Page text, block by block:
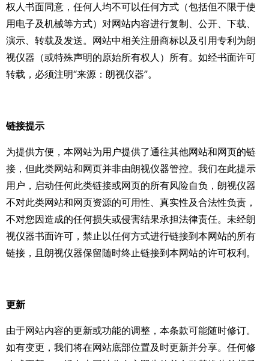
权人书面同意，任何人均不可以任何方式（包括但不限于使
用电子及机械等方式）对网站内容进行复制、公开、下载、
演示、转载及发送。网站中相关注册商标以及引用专利为朗
视仪器（或特殊声明的原始所有权人）所有。如经书面许可
转载，必须注明“来源：朗视仪器”。
链接提示
为提供方便，本网站为用户提供了通往其他网站和网页的链
接，但此类网站和网页并非由朗视仪器管控。我们在此提示
用户，启动任何此类链接或网页的所有风险自负，朗视仪器
不对此类网站和网页资源的可用性、真实性及合法性负责，
不对您因造成的任何损失或侵害结果承担法律责任。未经朗
视仪器书面许可，禁止以任何方式进行链接到本网站的所有
链接，且朗视仪器保留随时终止链接到本网站的许可权利。
更新
由于网站内容的更新或功能的调整，本条款可能随时修订。
如有变更，我们将在网站底部位置及时更新并分享。任何修